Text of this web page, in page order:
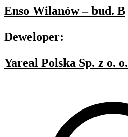
Enso Wilanów – bud. B
Deweloper:
Yareal Polska Sp. z o. o.